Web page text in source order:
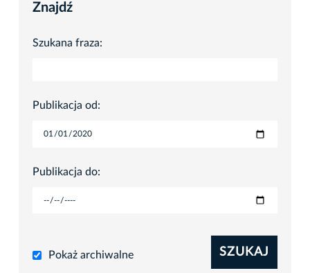
Znajdź
Szukana fraza:
Publikacja od:
Publikacja do:
Pokaż archiwalne SZUKAJ